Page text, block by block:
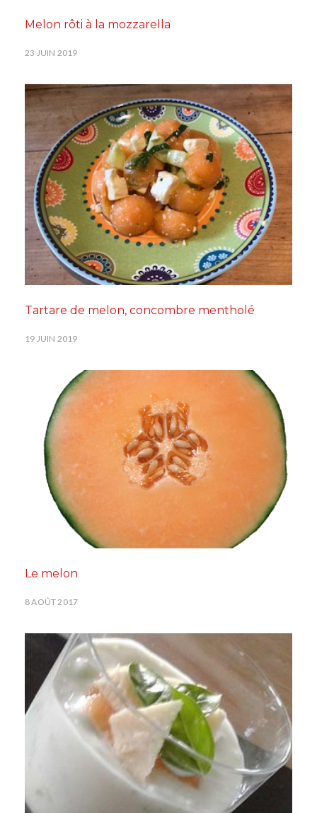
Melon rôti à la mozzarella
23 JUIN 2019
Tartare de melon, concombre mentholé
19 JUIN 2019
Le melon
8 AOÛT 2017